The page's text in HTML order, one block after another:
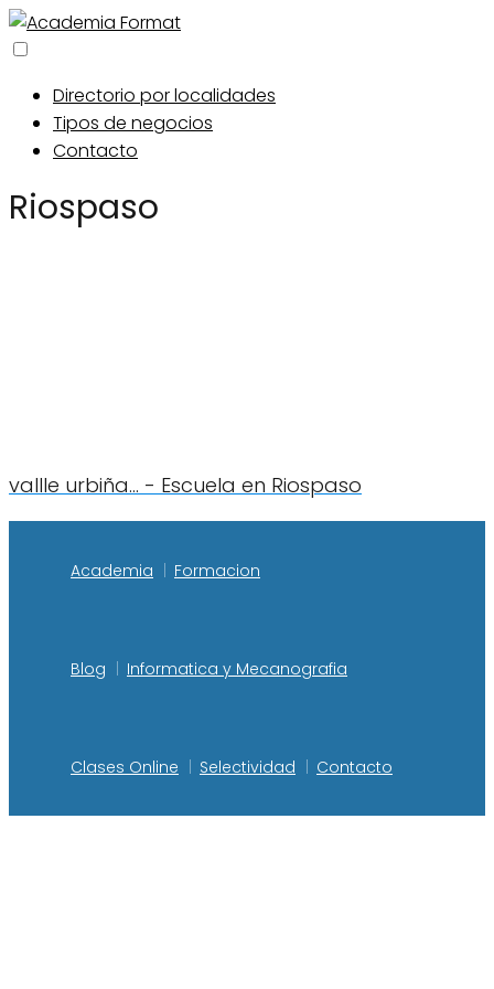
Directorio por localidades
Tipos de negocios
Contacto
Riospaso
vallle urbiña... - Escuela en Riospaso
Academia Formacion
Blog Informatica y Mecanografia
Clases Online Selectividad Contacto